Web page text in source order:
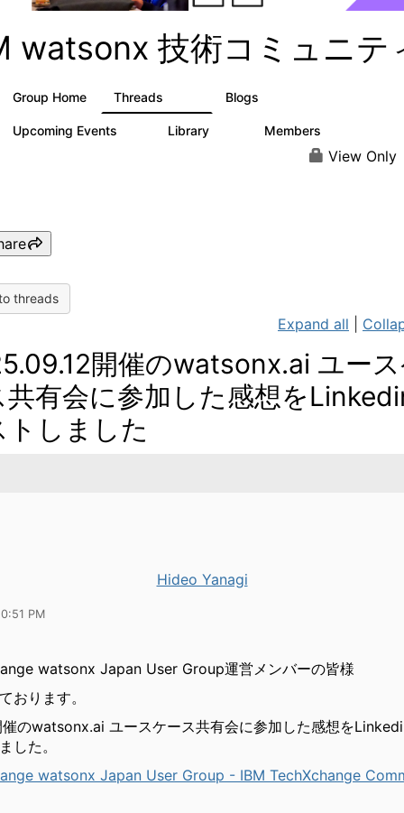
watsonx 技術コミュニテ
Group Home Threads Blogs
Upcoming Events Library Members
View Only
threads
Expand all
開催のwatsonx.ai ユー
共有会に参加した感想を
トしました
Hideo Yanagi
PM
watsonx Japan User Group運営メンバーの皆様
おります。
のwatsonx.ai ユースケース共有会に参加した感想を
した。
watsonx Japan User Group - IBM TechXchange